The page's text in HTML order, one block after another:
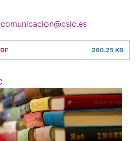
comunicacion@csic.es
260.25 KB